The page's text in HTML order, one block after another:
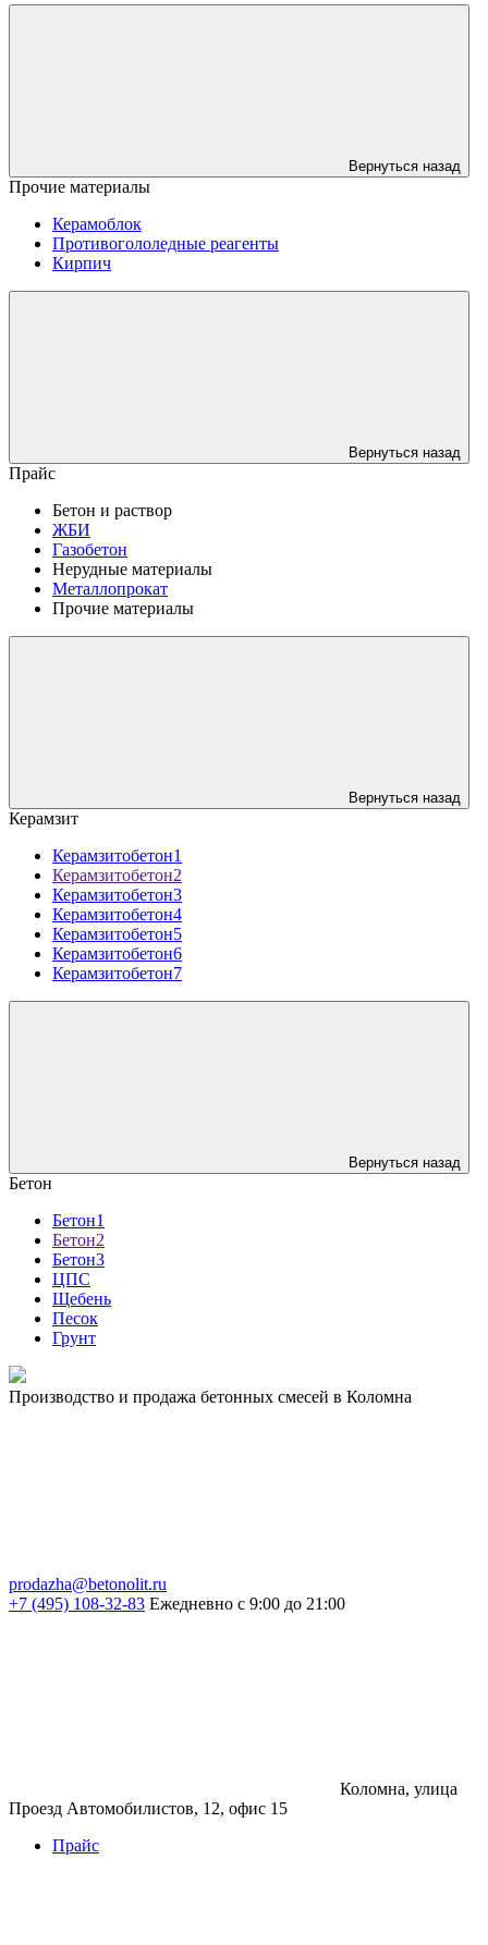
Вернуться назад
Прочие материалы
Керамоблок
Противогололедные реагенты
Кирпич
Вернуться назад
Прайс
Бетон и раствор
ЖБИ
Газобетон
Нерудные материалы
Металлопрокат
Прочие материалы
Вернуться назад
Керамзит
Керамзитобетон1
Керамзитобетон2
Керамзитобетон3
Керамзитобетон4
Керамзитобетон5
Керамзитобетон6
Керамзитобетон7
Вернуться назад
Бетон
Бетон1
Бетон2
Бетон3
ЦПС
Щебень
Песок
Грунт
Производство и продажа бетонных смесей в Коломна
prodazha@betonolit.ru
+7 (495) 108-32-83 Ежедневно с 9:00 до 21:00
Коломна, улица
Проезд Автомобилистов, 12, офис 15
Прайс